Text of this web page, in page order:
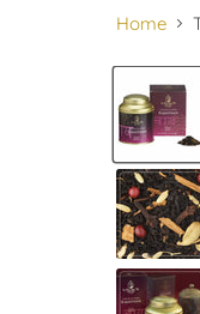
Home